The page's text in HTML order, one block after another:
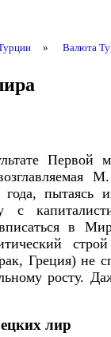
» Валюта
пытаясь
с
в
Греция) не
росту.
лир